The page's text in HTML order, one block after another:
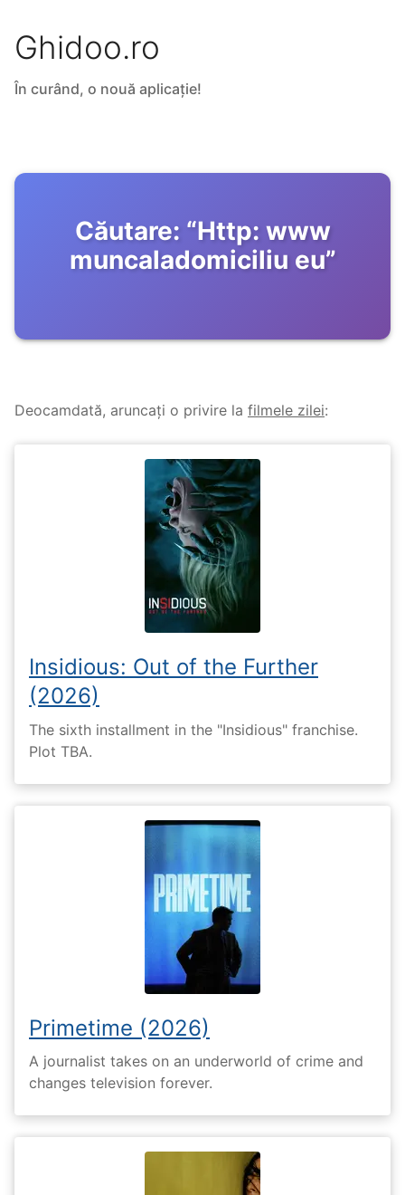
Ghidoo.ro
În curând, o nouă aplicație!
Căutare: “Http: www
muncaladomiciliu eu”
Deocamdată, aruncați o privire la filmele zilei:
Insidious: Out of the Further
(2026)
The sixth installment in the "Insidious" franchise.
Plot TBA.
Primetime (2026)
A journalist takes on an underworld of crime and
changes television forever.